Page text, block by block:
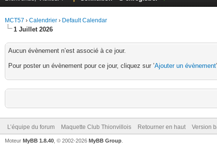
MCT57 › Calendrier › Default Calendar
1 Juillet 2026
Aucun évènement n’est associé à ce jour.
Pour poster un évènement pour ce jour, cliquez sur ’Ajouter un évènement
L’équipe du forum Maquette Club Thionvillois Retourner en haut Version
Moteur MyBB 1.8.40 , © 2002-2026 MyBB Group